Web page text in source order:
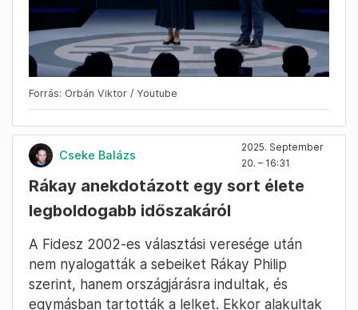
Forrás: Orbán Viktor / Youtube
Cseke Balázs
2025. September
20. – 16:31
Rákay anekdotázott egy sort élete
legboldogabb időszakáról
A Fidesz 2002-es választási veresége után
nem nyalogatták a sebeiket Rákay Philip
szerint, hanem országjárásra indultak, és
egymásban tartották a lelket. Ekkor alakultak